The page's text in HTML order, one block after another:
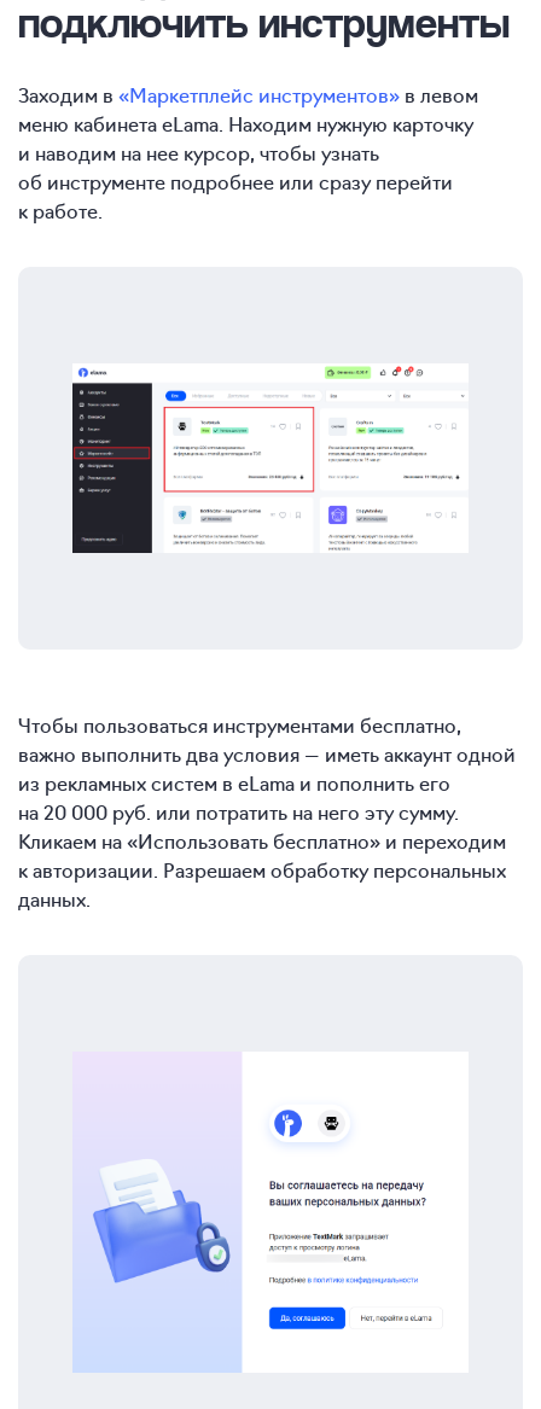
подключить инструменты
Заходим в «Маркетплейс инструментов» в левом
меню кабинета eLama. Находим нужную карточку
и наводим на нее курсор, чтобы узнать
об инструменте подробнее или сразу перейти
к работе.
Чтобы пользоваться инструментами бесплатно,
важно выполнить два условия — иметь аккаунт одной
из рекламных систем в eLama и пополнить его
на 20 000 руб. или потратить на него эту сумму.
Кликаем на «Использовать бесплатно» и переходим
к авторизации. Разрешаем обработку персональных
данных.